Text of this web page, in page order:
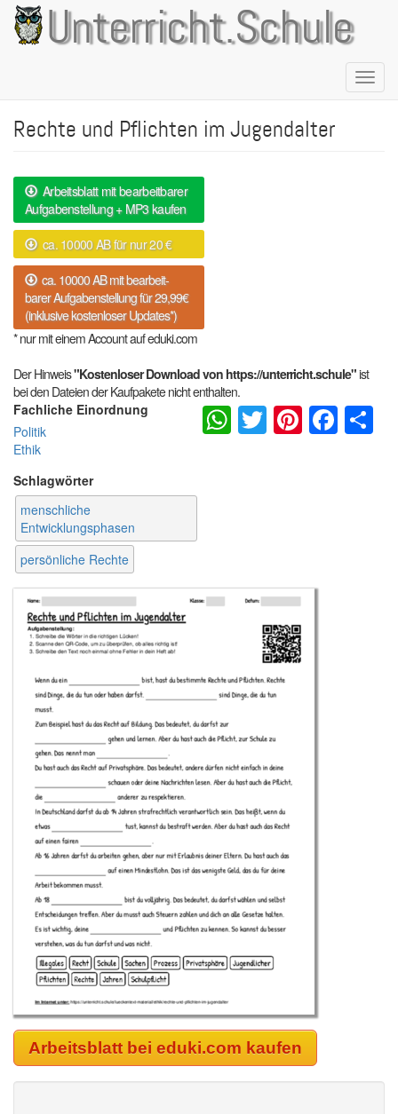
Direkt
zum
Inhalt
Unterricht.Schule
Rechte und Pflichten im Jugendalter
Arbeitsblatt mit bearbeitbarer
Aufgabenstellung + MP3 kaufen
ca. 10000 AB für nur 20 €
ca. 10000 AB mit bearbeit-
barer Aufgabenstellung für 29,99€
(inklusive kostenloser Updates*)
* nur mit einem Account auf eduki.com
Der Hinweis"Kostenloser Download von https://unterricht.schule"ist
bei den Dateien der Kaufpakete nicht enthalten.
Fachliche Einordnung
Politik
Ethik
Schlagwörter
menschliche
Entwicklungsphasen
persönliche Rechte
WhatsApp
Twitter
Arbeitsblatt bei eduki.com kaufen